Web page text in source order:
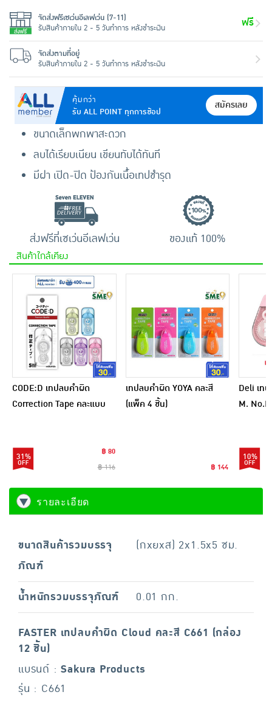
คุ้มกว่า
รับ ALL POINT ทุกการช้อป
สมัครเลย
ขนาดเล็กพกพาสะดวก
ลบได้เรียบเนียน เขียนทับได้ทันที
มีฝา เปิด-ปิด ป้องกันเนื้อเทปชำรุด
จัดส่งฟรีเซเว่นอีเลฟเว่น (7-11)
รับสินค้าภายใน 2 - 5 วันทำการ หลังชำระเงิน
ฟรี
จัดส่งตามที่อยู่
รับสินค้าภายใน 2 - 5 วันทำการ หลังชำระเงิน
ส่งฟรีที่เซเว่นอีเลฟเว่น ของแท้ 100%
สินค้าใกล้เคียง
CODE:D เทปลบคำผิด
Correction Tape คละแบบ
31%
฿ 80
฿ 116
เทปลบคำผิด YOYA คละสี
(แพ็ค 4 ชิ้น)
฿ 144
Deli เท
M.
10%
รายละเอียด
ขนาดสินค้ารวมบรรจุ
ภัณฑ์
(กxยxส) 2x1.5x5 ซม.
น้ำหนักรวมบรรจุภัณฑ์ 0.01 กก.
FASTER เทปลบคำผิด Cloud คละสี C661 (กล่อง
12 ชิ้น)
แบรนด์ :Sakura Products
รุ่น : C661